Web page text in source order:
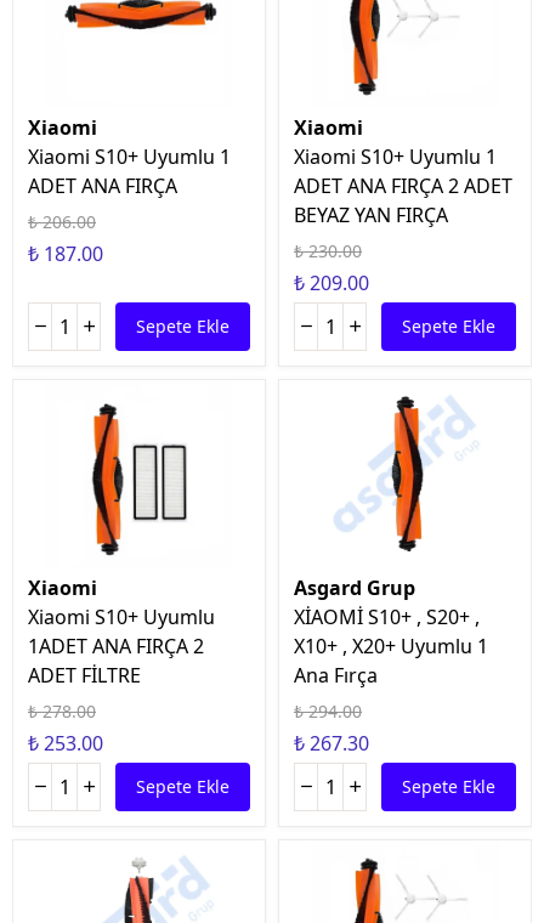
Xiaomi
Xiaomi S10+ Uyumlu 1
ADET ANA FIRÇA
₺ 206.00
₺ 187.00
Sepete Ekle
Xiaomi
Xiaomi S10+ Uyumlu 1
ADET ANA FIRÇA 2 ADET
BEYAZ YAN FIRÇA
₺ 230.00
₺ 209.00
Sepete Ekle
Xiaomi
Xiaomi S10+ Uyumlu
1ADET ANA FIRÇA 2
ADET FİLTRE
₺ 278.00
₺ 253.00
Sepete Ekle
Asgard Grup
XİAOMİ S10+ , S20+ ,
X10+ , X20+ Uyumlu 1
Ana Fırça
₺ 294.00
₺ 267.30
Sepete Ekle